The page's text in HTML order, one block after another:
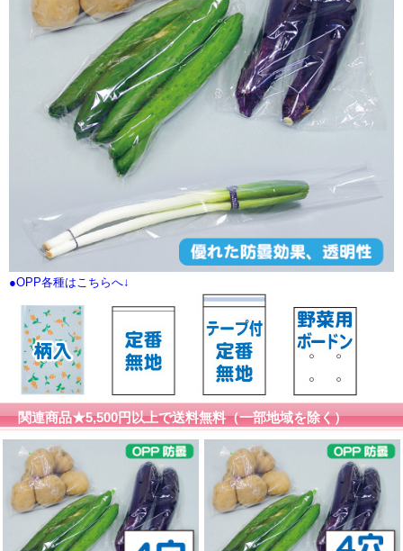
●OPP各種はこちらへ↓
関連商品★5,500円以上で送料無料（一部地域を除く）